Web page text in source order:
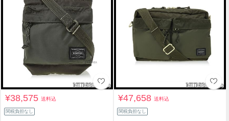
¥38,575送料込
関税負担なし
¥47,658送料込
関税負担なし